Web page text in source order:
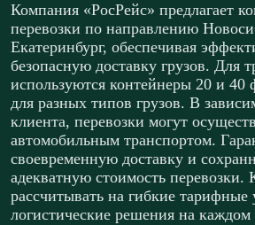
Компания «РосРейс» предлагает
перевозки по направлению
Екатеринбург, обеспечивая
безопасную доставку грузов. Для
используются контейнеры 20 и 40
для разных типов грузов. В
клиента, перевозки могут
автомобильным транспортом.
своевременную доставку и
адекватную стоимость перевозки.
рассчитывать на гибкие
логистические решения на каждом